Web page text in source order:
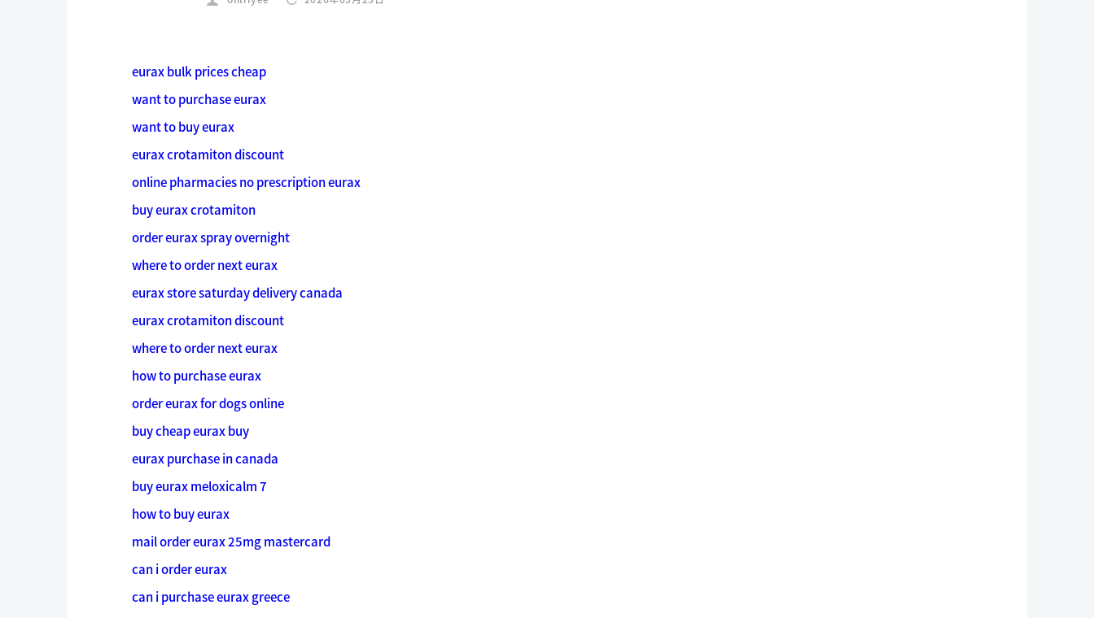
eurax bulk prices cheap
want to purchase eurax
want to buy eurax
eurax crotamiton discount
online pharmacies no prescription eurax
buy eurax crotamiton
order eurax spray overnight
where to order next eurax
eurax store saturday delivery canada
eurax crotamiton discount
where to order next eurax
how to purchase eurax
order eurax for dogs online
buy cheap eurax buy
eurax purchase in canada
buy eurax meloxicalm 7
how to buy eurax
mail order eurax 25mg mastercard
can i order eurax
can i purchase eurax greece